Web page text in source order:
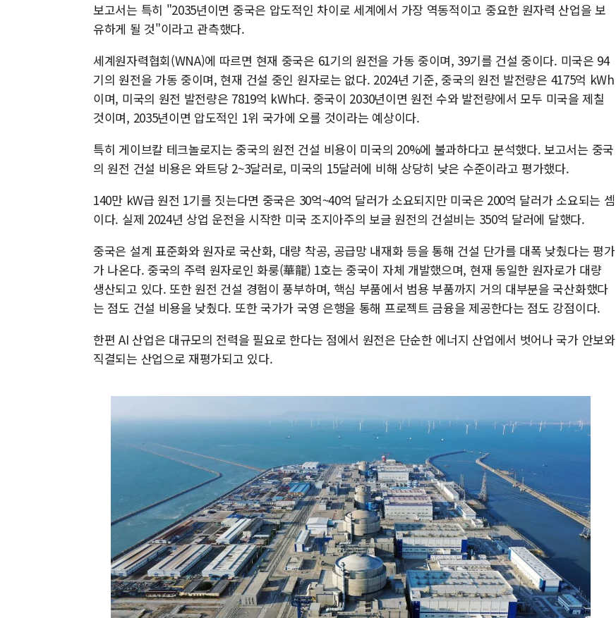
보고서는 특히 "2035년이면 중국은 압도적인 차이로 세계에서 가장 역동적이고 중요한 원자력 산업을 보
유하게 될 것"이라고 관측했다.
세계원자력협회(WNA)에 따르면 현재 중국은 61기의 원전을 가동 중이며, 39기를 건설 중이다. 미국은 94
기의 원전을 가동 중이며, 현재 건설 중인 원자로는 없다. 2024년 기준, 중국의 원전 발전량은 4175억 kWh
이며, 미국의 원전 발전량은 7819억 kWh다. 중국이 2030년이면 원전 수와 발전량에서 모두 미국을 제칠
것이며, 2035년이면 압도적인 1위 국가에 오를 것이라는 예상이다.
특히 게이브칼 테크놀로지는 중국의 원전 건설 비용이 미국의 20%에 불과하다고 분석했다. 보고서는 중국
의 원전 건설 비용은 와트당 2~3달러로, 미국의 15달러에 비해 상당히 낮은 수준이라고 평가했다.
140만 kW급 원전 1기를 짓는다면 중국은 30억~40억 달러가 소요되지만 미국은 200억 달러가 소요되는 셈
이다. 실제 2024년 상업 운전을 시작한 미국 조지아주의 보글 원전의 건설비는 350억 달러에 달했다.
중국은 설계 표준화와 원자로 국산화, 대량 착공, 공급망 내재화 등을 통해 건설 단가를 대폭 낮췄다는 평가
가 나온다. 중국의 주력 원자로인 화룽(華龍) 1호는 중국이 자체 개발했으며, 현재 동일한 원자로가 대량
생산되고 있다. 또한 원전 건설 경험이 풍부하며, 핵심 부품에서 범용 부품까지 거의 대부분을 국산화했다
는 점도 건설 비용을 낮췄다. 또한 국가가 국영 은행을 통해 프로젝트 금융을 제공한다는 점도 강점이다.
한편 AI 산업은 대규모의 전력을 필요로 한다는 점에서 원전은 단순한 에너지 산업에서 벗어나 국가 안보와
직결되는 산업으로 재평가되고 있다.